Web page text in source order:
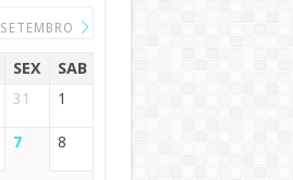
SETEMBRO
SEX SAB
31 1
7 8